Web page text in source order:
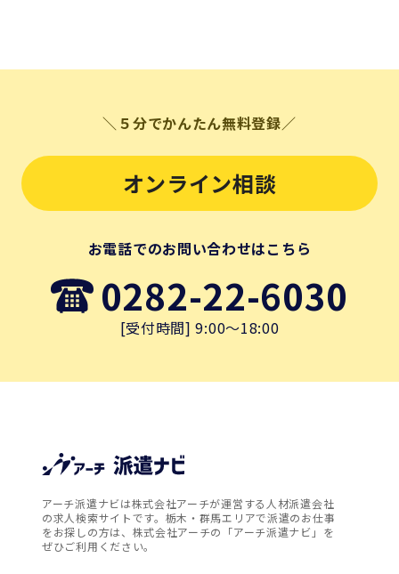
＼５分でかんたん無料登録／
オンライン相談
お電話でのお問い合わせはこちら
0282-22-6030
[受付時間] 9:00～18:00
アーチ派遣ナビは株式会社アーチが運営する人材派遣会社
の求人検索サイトです。栃木・群馬エリアで派遣のお仕事
をお探しの方は、株式会社アーチの「アーチ派遣ナビ」を
ぜひご利用ください。